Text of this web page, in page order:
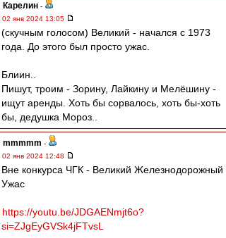
Карелин -
02 янв 2024 13:05
(скучным голосом) Великий - начался с 1973
года. До этого был просто ужас.
Блиин..
Пишут, троим - Зорину, Лайкину и Мелёшину -
ищут аренды. Хоть бы сорвалось, хоть бы-хоть
бы, дедушка Мороз..
mmmmm -
02 янв 2024 12:48
Вне конкурса ЧГК - Великий Железнодорожный
Ужас
https://youtu.be/JDGAENmjt6o?
si=ZJgEyGVSk4jFTvsL